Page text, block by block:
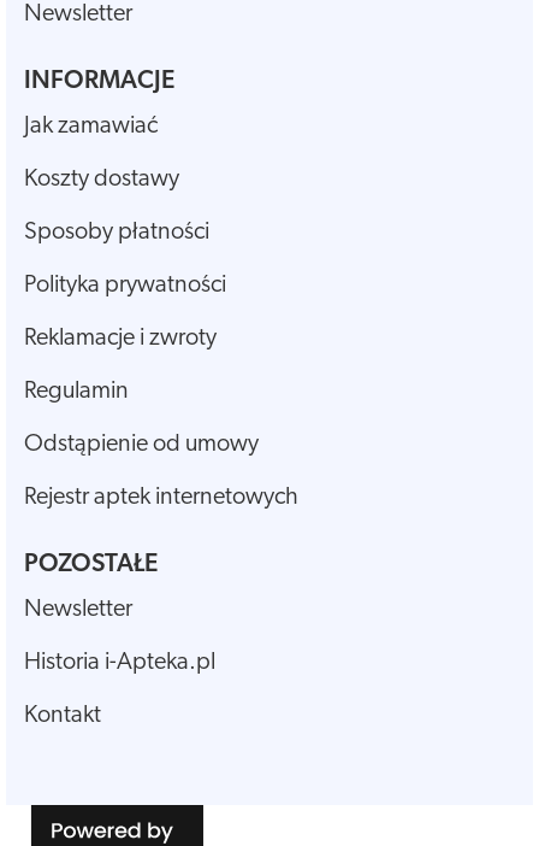
Newsletter
INFORMACJE
Jak zamawiać
Koszty dostawy
Sposoby płatności
Polityka prywatności
Reklamacje i zwroty
Regulamin
Odstąpienie od umowy
Rejestr aptek internetowych
POZOSTAŁE
Newsletter
Historia i-Apteka.pl
Kontakt